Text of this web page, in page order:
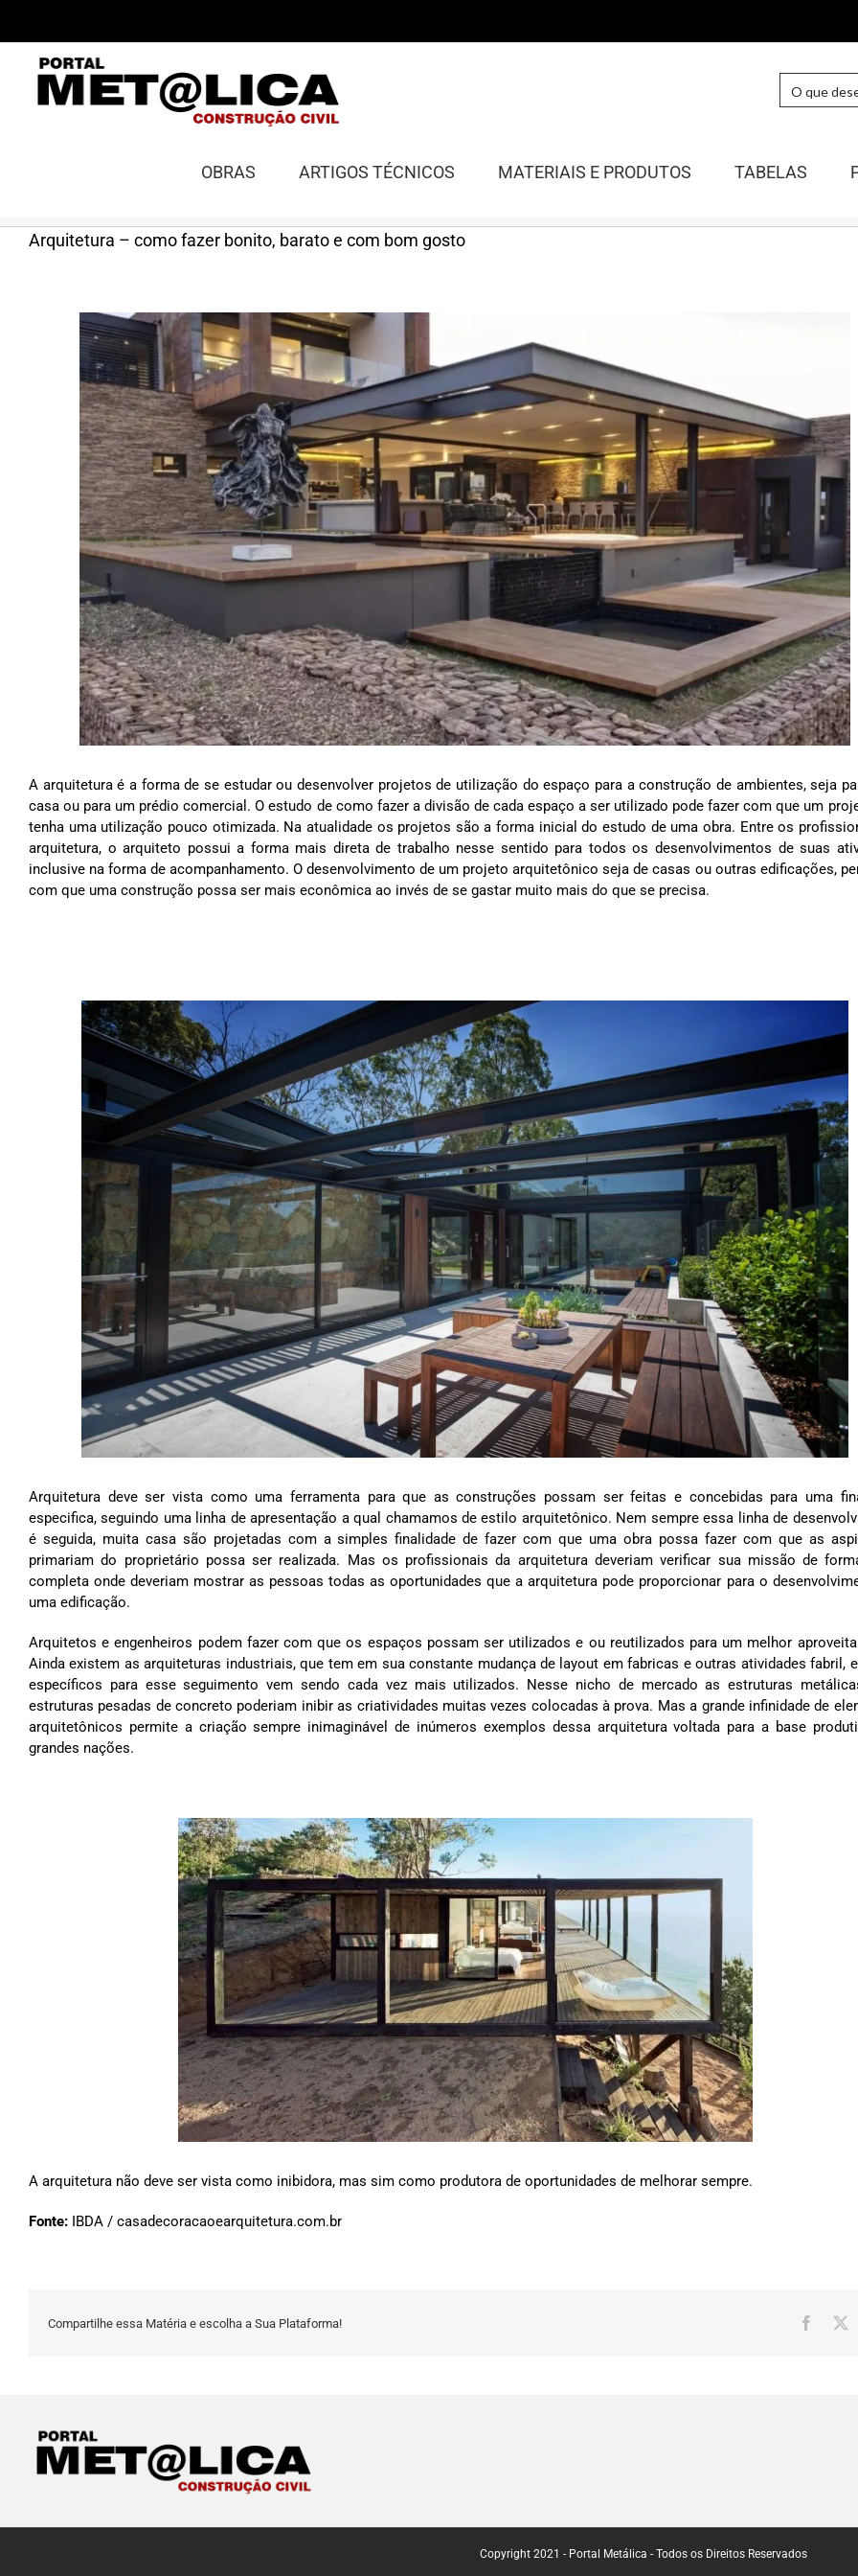
conteúdo
OBRAS ARTIGOS TÉCNICOS MATERIAIS E PRODUTOS TABELAS
Arquitetura – como fazer bonito, barato e com bom gosto
A arquitetura é a forma de se estudar ou desenvolver projetos de utilização do espaço para a construção de ambientes, seja
casa ou para um prédio comercial. O estudo de como fazer a divisão de cada espaço a ser utilizado pode fazer com que um
tenha uma utilização pouco otimizada. Na atualidade os projetos são a forma inicial do estudo de uma obra. Entre os
arquitetura, o arquiteto possui a forma mais direta de trabalho nesse sentido para todos os desenvolvimentos de suas
inclusive na forma de acompanhamento. O desenvolvimento de um projeto arquitetônico seja de casas ou outras edificações,
com que uma construção possa ser mais econômica ao invés de se gastar muito mais do que se precisa.
Arquitetura deve ser vista como uma ferramenta para que as construções possam ser feitas e concebidas para uma
especifica, seguindo uma linha de apresentação a qual chamamos de estilo arquitetônico. Nem sempre essa linha de
é seguida, muita casa são projetadas com a simples finalidade de fazer com que uma obra possa fazer com que as
primariam do proprietário possa ser realizada. Mas os profissionais da arquitetura deveriam verificar sua missão de
completa onde deveriam mostrar as pessoas todas as oportunidades que a arquitetura pode proporcionar para o
uma edificação.
Arquitetos e engenheiros podem fazer com que os espaços possam ser utilizados e ou reutilizados para um melhor
Ainda existem as arquiteturas industriais, que tem em sua constante mudança de layout em fabricas e outras atividades fabril,
específicos para esse seguimento vem sendo cada vez mais utilizados. Nesse nicho de mercado as estruturas
estruturas pesadas de concreto poderiam inibir as criatividades muitas vezes colocadas à prova. Mas a grande infinidade de
arquitetônicos permite a criação sempre inimaginável de inúmeros exemplos dessa arquitetura voltada para a base
grandes nações.
A arquitetura não deve ser vista como inibidora, mas sim como produtora de oportunidades de melhorar sempre.
Fonte: IBDA / casadecoracaoearquitetura.com.br
Compartilhe essa Matéria e escolha a Sua Plataforma!
Copyright 2021 - Portal Metálica - Todos os Direitos Reservados